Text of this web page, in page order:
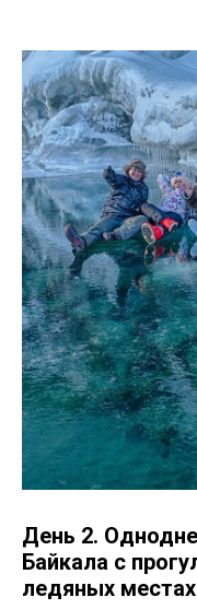
День 2.
Байкала с
ледяных